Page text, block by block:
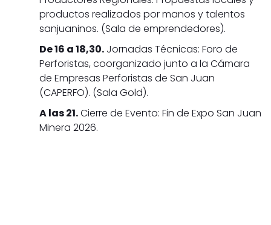
productos realizados por manos y talentos
sanjuaninos. (Sala de emprendedores).
De 16 a 18,30. Jornadas Técnicas: Foro de
Perforistas, coorganizado junto a la Cámara
de Empresas Perforistas de San Juan
(CAPERFO). (Sala Gold).
A las 21.Cierre de Evento: Fin de Expo San Juan
Minera 2026.